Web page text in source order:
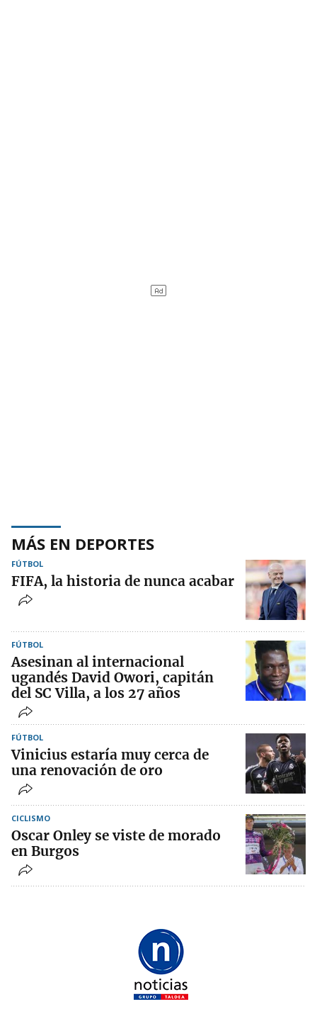
MÁS EN DEPORTES
FÚTBOL
FIFA, la historia de nunca acabar
FÚTBOL
Asesinan al internacional
ugandés David Owori, capitán
del SC Villa, a los 27 años
FÚTBOL
Vinicius estaría muy cerca de
una renovación de oro
CICLISMO
Oscar Onley se viste de morado
en Burgos